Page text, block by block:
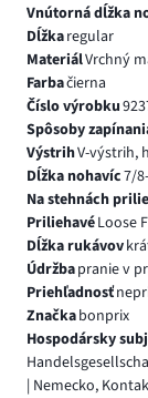
Vnútorná dĺžka
Dĺžkaregular
MateriálVrchný
Farbačierna
Číslo výrobku
Spôsoby
VýstrihV-výstrih,
Dĺžka nohavíc7/
Na stehnách
PriliehavéLoose
Dĺžka rukávov
Údržbapranie v
Priehľadnosť
Značkabonprix
Hospodársky
| Nemecko,